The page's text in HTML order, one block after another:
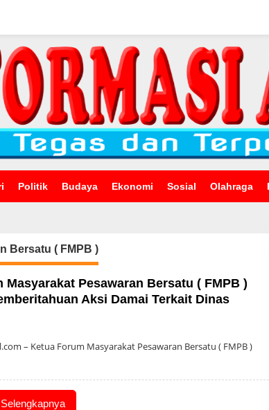
Politik Budaya Ekonomi Sosial Olahraga
Bersatu ( FMPB )
Masyarakat Pesawaran Bersatu ( FMPB )
Aksi Damai Terkait Dinas
– Ketua Forum Masyarakat Pesawaran Bersatu ( FMPB )